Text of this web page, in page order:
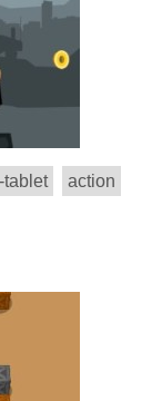
tablet action